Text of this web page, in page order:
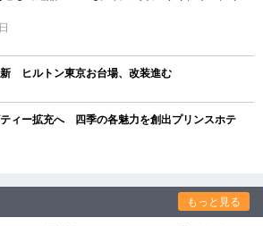
ヒルトン東京お台場、改装進む
ィー拡充へ 四季の各魅力を創出プリンスホテ
もっと見る